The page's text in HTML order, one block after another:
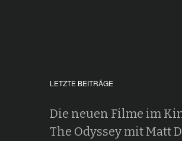
LETZTE BEITRÄGE
Die neuen Filme im
The Odyssey mit Matt